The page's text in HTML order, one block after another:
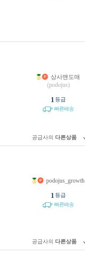
상사맨도매
(podojus)
1 등급
빠른배송
공급사의 다른상품
podojus_growth
1 등급
빠른배송
공급사의 다른상품